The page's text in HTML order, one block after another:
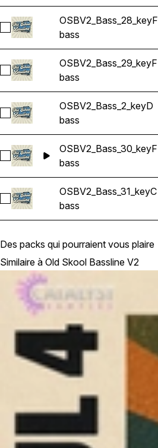
Sélectionnez OSBV2_Bass_28_keyF
OSBV2_Bass_28_keyF
bass
Sélectionnez OSBV2_Bass_29_keyF
OSBV2_Bass_29_keyF
bass
Sélectionnez OSBV2_Bass_2_keyD
OSBV2_Bass_2_keyD
bass
Sélectionnez OSBV2_Bass_30_keyF
OSBV2_Bass_30_keyF
bass
Sélectionnez OSBV2_Bass_31_keyC
OSBV2_Bass_31_keyC
bass
Des packs qui pourraient vous plaire
Similaire à Old Skool Bassline V2